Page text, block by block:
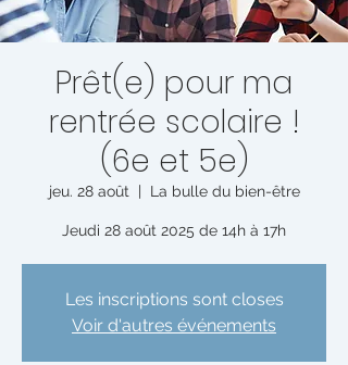
Prêt(e) pour ma
rentrée scolaire !
(6e et 5e)
jeu. 28 août
  |
La bulle du bien-être
Jeudi 28 août 2025 de 14h à 17h
Les inscriptions sont closes
Voir d'autres événements